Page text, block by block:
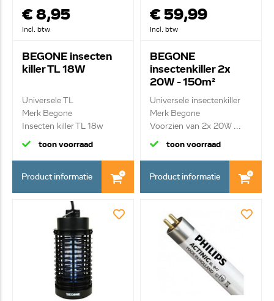
€ 8,95
Incl. btw
BEGONE insecten
killer TL 18W
Universele TL
Merk Begone
Insecten killer TL 18w
toon voorraad
Product informatie
€ 59,99
Incl. btw
BEGONE
insectenkiller 2x
20W - 150m²
Universele insectenkiller
Merk Begone
Voorzien van 2x 20W ...
toon voorraad
Product informatie